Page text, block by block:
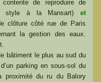
de reproduire de
style à la Mansart)
et
clôture côté rue de Paris
la gestion des eaux.
le plus au sud du
parking en sous-sol du
proximité du ru du Balory